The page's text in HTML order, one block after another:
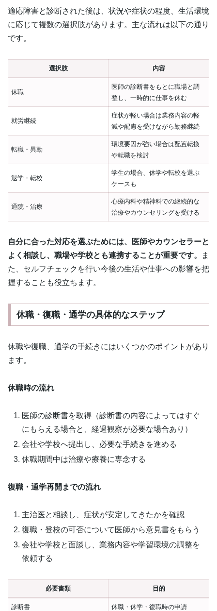
適応障害と診断された後は、状況や症状の程度、生活環境
に応じて複数の選択肢があります。主な流れは以下の通り
です。
選択肢 内容
休職
医師の診断書をもとに職場と調
整し、一時的に仕事を休む
就労継続
症状が軽い場合は業務内容の軽
減や配慮を受けながら勤務継続
転職・異動
環境要因が強い場合は配置転換
や転職を検討
退学・転校
学生の場合、休学や転校を選ぶ
ケースも
通院・治療
心療内科や精神科での継続的な
治療やカウンセリングを受ける
自分に合った対応を選ぶためには、医師やカウンセラーと
よく相談し、職場や学校とも連携することが重要です。
ま
た、セルフチェックを行い今後の生活や仕事への影響を把
握することも役立ちます。
休職・復職・通学の具体的なステップ
休職や復職、通学の手続きにはいくつかのポイントがあり
ます。
休職時の流れ
医師の診断書を取得（診断書の内容によってはすぐ
にもらえる場合と、経過観察が必要な場合あり）
会社や学校へ提出し、必要な手続きを進める
休職期間中は治療や療養に専念する
復職・通学再開までの流れ
主治医と相談し、症状が安定してきたかを確認
復職・登校の可否について医師から意見書をもらう
会社や学校と面談し、業務内容や学習環境の調整を
依頼する
必要書類 目的
診断書 休職・休学・復職時の申請